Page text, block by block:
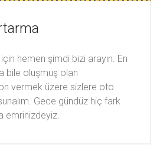
hemen şimdi bizi arayın. En
bile oluşmuş olan
vermek üzere sizlere oto
Gece gündüz hiç fark
emrinizdeyiz.